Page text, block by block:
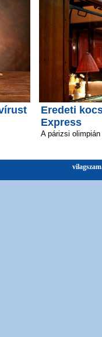
Eredeti
Express
A párizsi olimpián